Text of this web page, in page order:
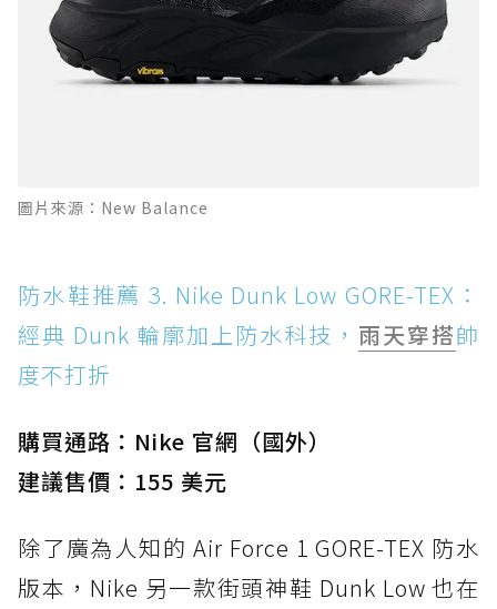
圖片來源：New Balance
防水鞋推薦 3. Nike Dunk Low GORE-TEX：
經典 Dunk 輪廓加上防水科技， 雨天穿搭帥
度不打折
購買通路：Nike 官網（國外）
建議售價：155 美元
除了廣為人知的 Air Force 1 GORE-TEX 防水
版本，Nike 另一款街頭神鞋 Dunk Low 也在